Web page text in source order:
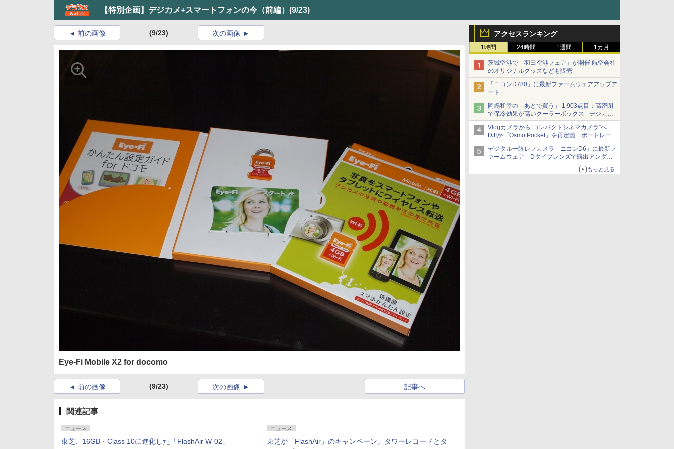
【特別企画】デジカメ+スマートフォンの今（前編） (9/23)
アクセスランキング
1時間 24時間 1週間 1カ月
茨城空港で「羽田空港フェア」が開催 航空会社
のオリジナルグッズなども販売
「ニコンD780」に最新ファームウェアアップデ
ート
岡嶋和幸の「あとで買う」 1,903点目：高密閉
で保冷効果が高いクーラーボックス - デジカメ
Watch
Vlogカメラから“コンパクトシネマカメラ”へ…
DJIが「Osmo Pocket」を再定義 ポートレート
重視の映像設計に
デジタル一眼レフカメラ「ニコンD6」に最新フ
ァームウェア Dタイプレンズで露出アンダー
もっと見る
前の画像 (9/23) 次の画像
Eye-Fi Mobile X2 for docomo
前の画像 (9/23) 記事へ
次の画像
関連記事
ニュース
東芝、16GB・Class 10に進化した「FlashAir W-02」
ニュース
東芝が「FlashAir」のキャンペーン。タワーレコードとタ